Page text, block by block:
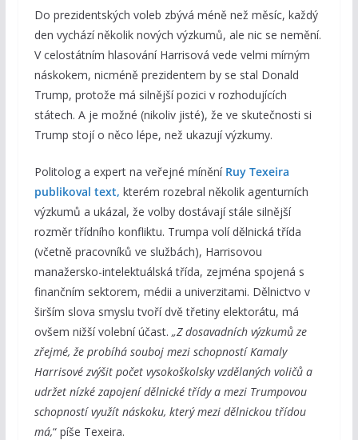
Do prezidentských voleb zbývá méně než měsíc, každý
den vychází několik nových výzkumů, ale nic se nemění.
V celostátním hlasování Harrisová vede velmi mírným
náskokem, nicméně prezidentem by se stal Donald
Trump, protože má silnější pozici v rozhodujících
státech. A je možné (nikoliv jisté), že ve skutečnosti si
Trump stojí o něco lépe, než ukazují výzkumy.
Politolog a expert na veřejné mínění Ruy Texeira
publikoval text, kterém rozebral několik agenturních
výzkumů a ukázal, že volby dostávají stále silnější
rozměr třídního konfliktu. Trumpa volí dělnická třída
(včetně pracovníků ve službách), Harrisovou
manažersko-intelektuálská třída, zejména spojená s
finančním sektorem, médii a univerzitami. Dělnictvo v
širším slova smyslu tvoří dvě třetiny elektorátu, má
ovšem nižší volební účast. „Z dosavadních výzkumů ze
zřejmé, že probíhá souboj mezi schopností Kamaly
Harrisové zvýšit počet vysokoškolsky vzdělaných voličů a
udržet nízké zapojení dělnické třídy a mezi Trumpovou
schopností využít náskoku, který mezi dělnickou třídou
má,“ píše Texeira.